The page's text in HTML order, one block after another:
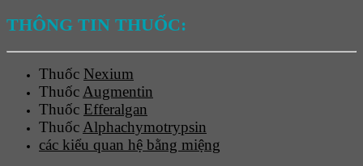
THÔNG TIN THUỐC:
Thuốc Nexium
Thuốc Augmentin
Thuốc Efferalgan
Thuốc Alphachymotrypsin
các kiểu quan hệ bằng miệng